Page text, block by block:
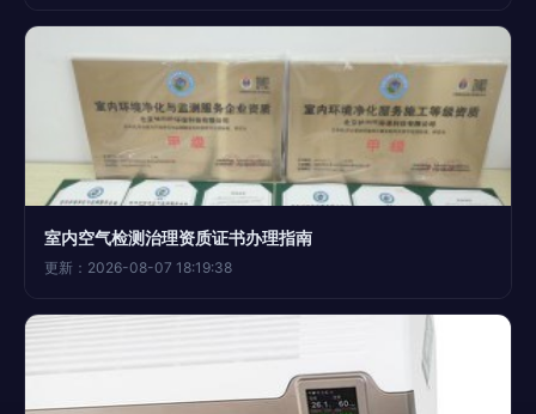
室内空气检测治理资质证书办理指南
更新：2026-08-07 18:19:38